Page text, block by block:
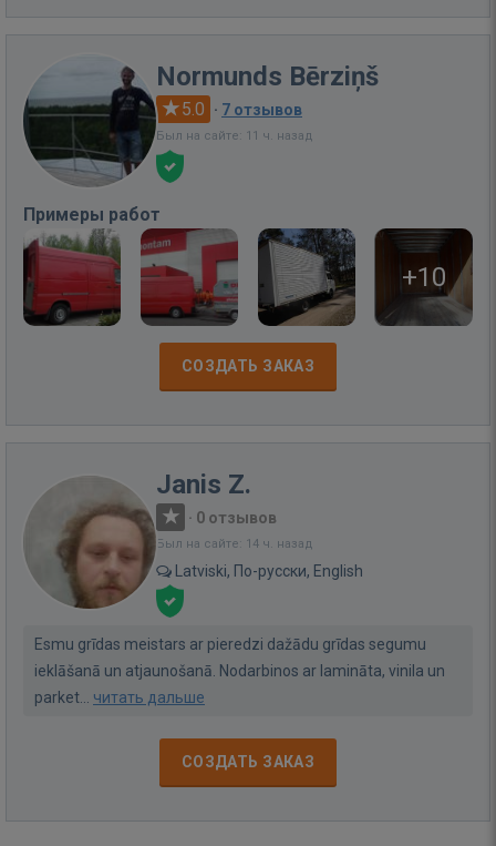
Normunds Bērziņš
5.0 · 7 отзывов
Был на сайте: 11 ч. назад
Примеры работ
+10
СОЗДАТЬ ЗАКАЗ
Janis Z.
· 0 отзывов
Был на сайте: 14 ч. назад
Latviski, По-русски, English
Esmu grīdas meistars ar pieredzi dažādu grīdas segumu
ieklāšanā un atjaunošanā. Nodarbinos ar lamināta, vinila un
parket... читать дальше
СОЗДАТЬ ЗАКАЗ